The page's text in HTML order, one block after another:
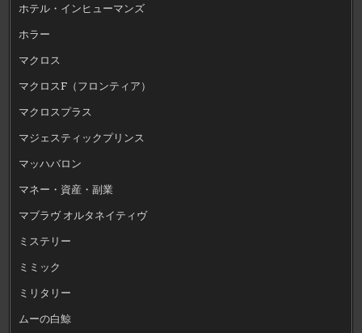
ホテル・インヒューマンズ
ホラー
マクロス
マクロスF（フロンティア）
マクロスプラス
マジェスティックプリンス
マッハバロン
マネー・資産・副業
マブラヴ オルタネイティヴ
ミステリー
ミミック
ミリタリー
ムーの白鯨